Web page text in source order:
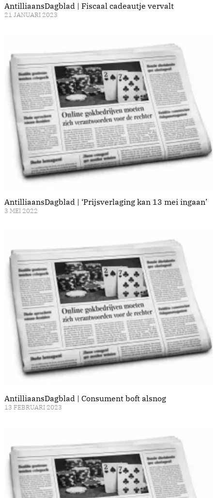
AntilliaansDagblad | Fiscaal cadeautje vervalt
21 JANUARI 2023
AntilliaansDagblad | ‘Prijsverlaging kan 13 mei ingaan’
3 MEI 2022
AntilliaansDagblad | Consument boft alsnog
13 FEBRUARI 2023